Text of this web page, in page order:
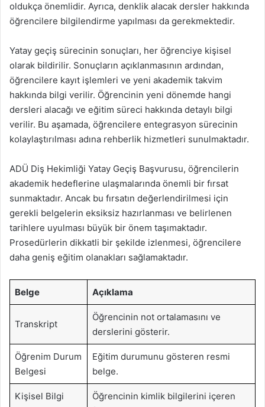
oldukça önemlidir. Ayrıca, denklik alacak dersler hakkında
öğrencilere bilgilendirme yapılması da gerekmektedir.
Yatay geçiş sürecinin sonuçları, her öğrenciye kişisel
olarak bildirilir. Sonuçların açıklanmasının ardından,
öğrencilere kayıt işlemleri ve yeni akademik takvim
hakkında bilgi verilir. Öğrencinin yeni dönemde hangi
dersleri alacağı ve eğitim süreci hakkında detaylı bilgi
verilir. Bu aşamada, öğrencilere entegrasyon sürecinin
kolaylaştırılması adına rehberlik hizmetleri sunulmaktadır.
ADÜ Diş Hekimliği Yatay Geçiş Başvurusu, öğrencilerin
akademik hedeflerine ulaşmalarında önemli bir fırsat
sunmaktadır. Ancak bu fırsatın değerlendirilmesi için
gerekli belgelerin eksiksiz hazırlanması ve belirlenen
tarihlere uyulması büyük bir önem taşımaktadır.
Prosedürlerin dikkatli bir şekilde izlenmesi, öğrencilere
daha geniş eğitim olanakları sağlamaktadır.
Belge Açıklama
Transkript
Öğrencinin not ortalamasını ve
derslerini gösterir.
Öğrenim Durum
Belgesi
Eğitim durumunu gösteren resmi
belge.
Kişisel Bilgi
Öğrencinin kimlik bilgilerini içeren